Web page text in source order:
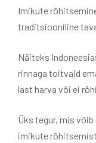
Imikute
traditsiooniline
Näiteks
rinnaga toitvaid
last harva või ei
Üks tegur, mis
imikute